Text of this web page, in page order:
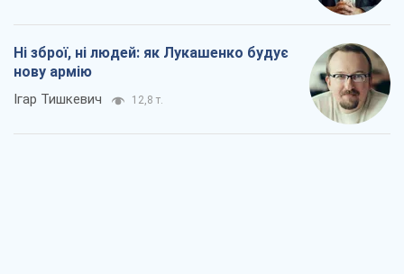
Ні зброї, ні людей: як Лукашенко будує
нову армію
Ігар Тишкевич 12,8 т.